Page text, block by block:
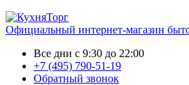
Официальный интернет-магазин
Все дни с 9:30 до 22:00
+7 (495) 790-51-19
Обратный звонок